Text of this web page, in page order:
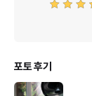
유통기한
포토 후기